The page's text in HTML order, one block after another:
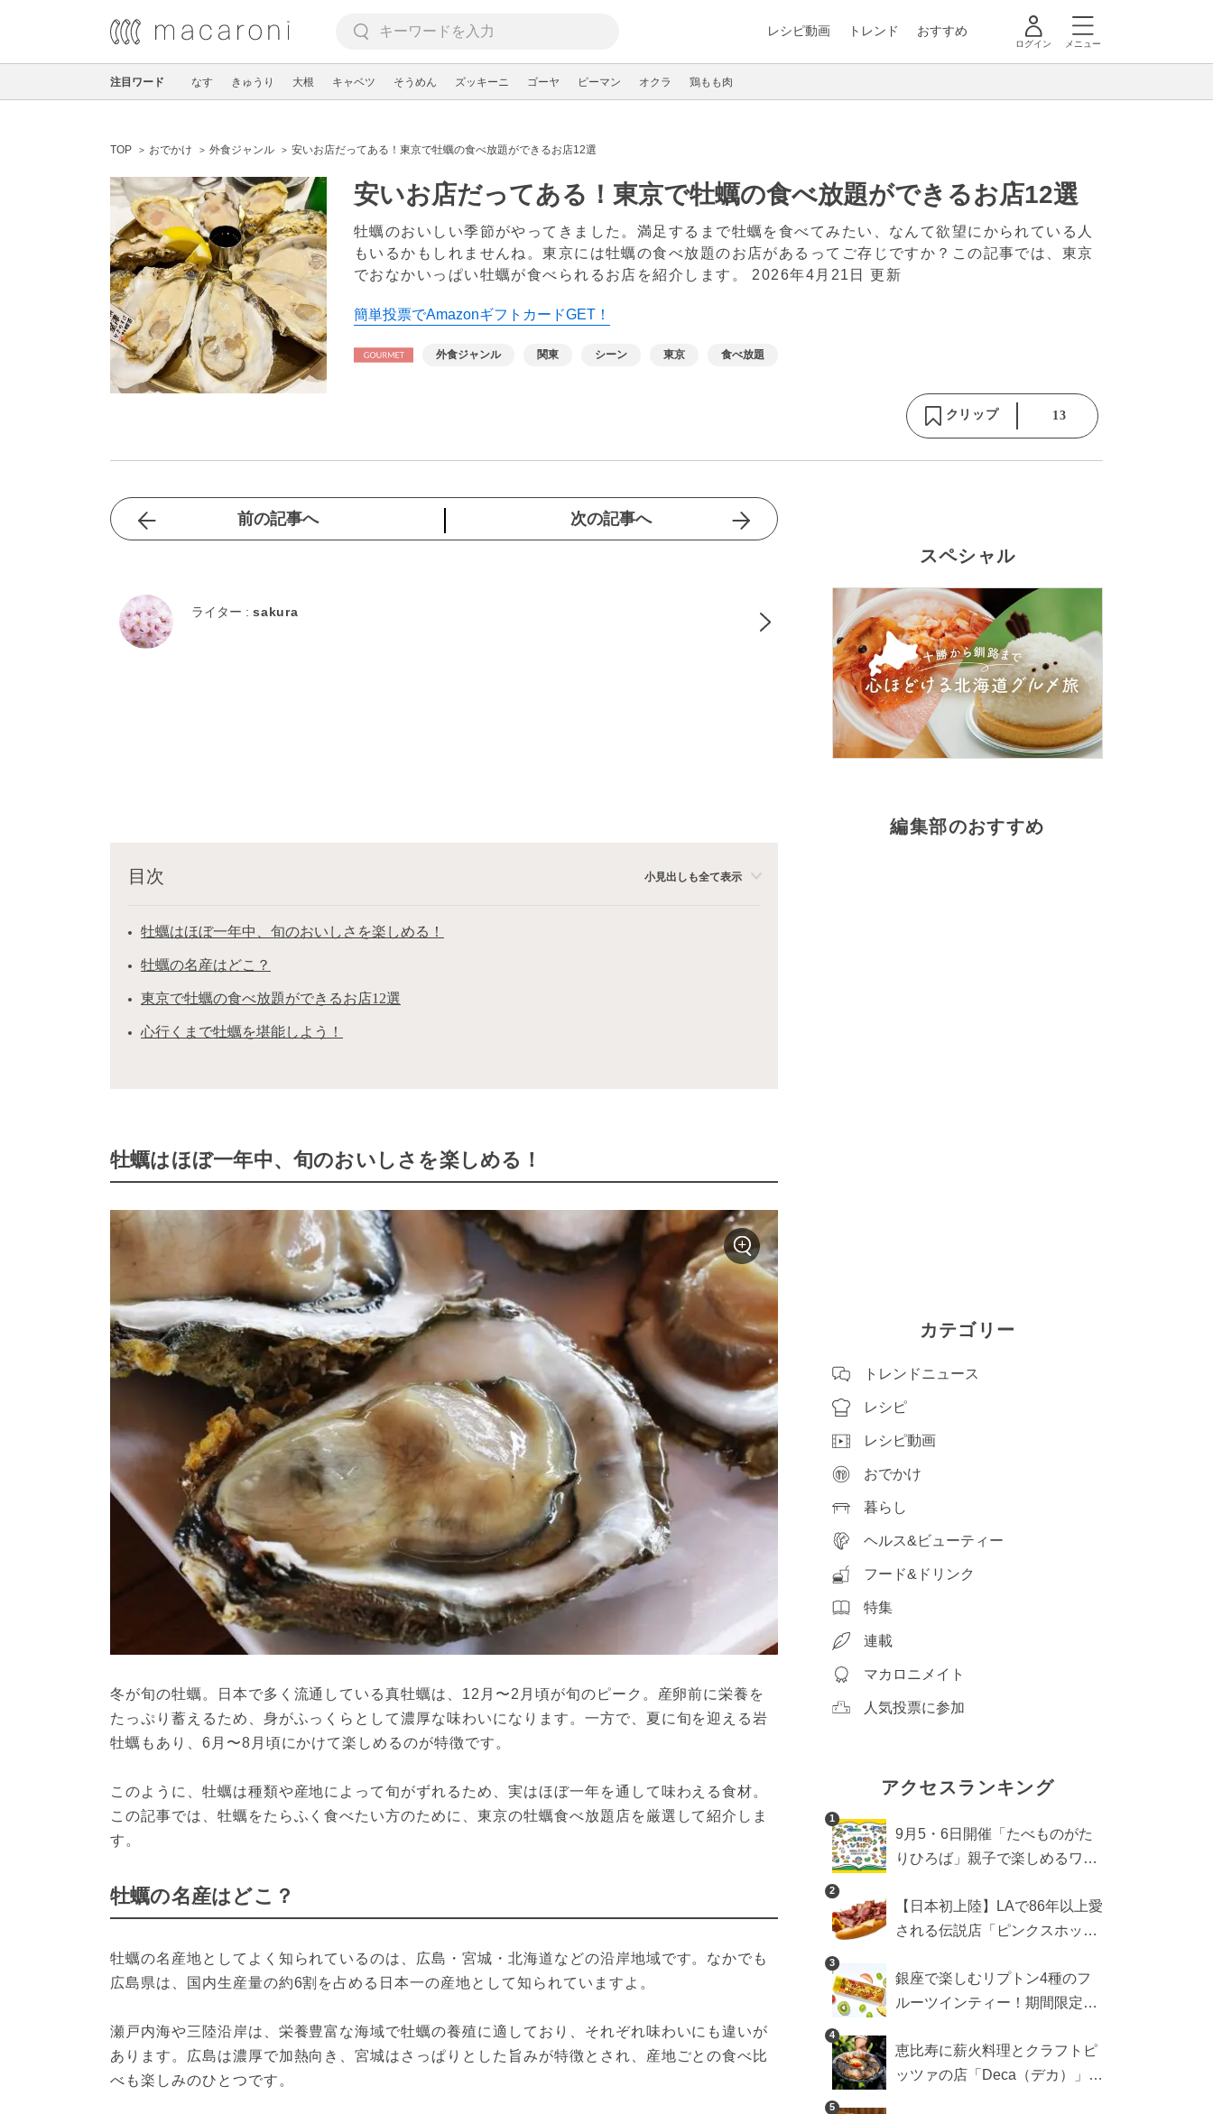
レシピ動画 トレンド おすすめ
ログイン メニュー
注目ワード なす きゅうり 大根 キャベツ そうめん ズッキーニ ゴーヤ ピーマン オクラ 鶏もも肉
TOP おでかけ 外食ジャンル 安いお店だってある！東京で牡蠣の食べ放題ができるお店12選
安いお店だってある！東京で牡蠣の食べ放題ができるお店12選
牡蠣のおいしい季節がやってきました。満足するまで牡蠣を食べてみたい、なんて欲望にかられている人
もいるかもしれませんね。東京には牡蠣の食べ放題のお店があるってご存じですか？この記事では、東京
でおなかいっぱい牡蠣が食べられるお店を紹介します。 2026年4月21日 更新
簡単投票でAmazonギフトカードGET！
外食ジャンル 関東 シーン 東京 食べ放題
クリップ 13
前の記事へ 次の記事へ
ライター : sakura
目次 小見出しも全て表示
牡蠣はほぼ一年中、旬のおいしさを楽しめる！
牡蠣の名産はどこ？
東京で牡蠣の食べ放題ができるお店12選
心行くまで牡蠣を堪能しよう！
牡蠣はほぼ一年中、旬のおいしさを楽しめる！
冬が旬の牡蠣。日本で多く流通している真牡蠣は、12月〜2月頃が旬のピーク。産卵前に栄養を
たっぷり蓄えるため、身がふっくらとして濃厚な味わいになります。一方で、夏に旬を迎える岩
牡蠣もあり、6月〜8月頃にかけて楽しめるのが特徴です。
このように、牡蠣は種類や産地によって旬がずれるため、実はほぼ一年を通して味わえる食材。
この記事では、牡蠣をたらふく食べたい方のために、東京の牡蠣食べ放題店を厳選して紹介しま
す。
牡蠣の名産はどこ？
牡蠣の名産地としてよく知られているのは、広島・宮城・北海道などの沿岸地域です。なかでも
広島県は、国内生産量の約6割を占める日本一の産地として知られていますよ。
瀬戸内海や三陸沿岸は、栄養豊富な海域で牡蠣の養殖に適しており、それぞれ味わいにも違いが
あります。広島は濃厚で加熱向き、宮城はさっぱりとした旨みが特徴とされ、産地ごとの食べ比
べも楽しみのひとつです。
スペシャル
編集部のおすすめ
カテゴリー
トレンドニュース
レシピ
レシピ動画
おでかけ
暮らし
ヘルス&ビューティー
フード&ドリンク
特集
連載
マカロニメイト
人気投票に参加
アクセスランキング
1
9月5・6日開催「たべものがた
りひろば」親子で楽しめるワー
ーなどをご紹介
2
【日本初上陸】LAで86年以上愛
される伝説店「ピンクスホット
ットドッグブーム到来!?
3
銀座で楽しむリプトン4種のフ
ルーツインティー！期間限定キ
4
恵比寿に薪火料理とクラフトピ
ッツァの店「Deca（デカ）」が
5